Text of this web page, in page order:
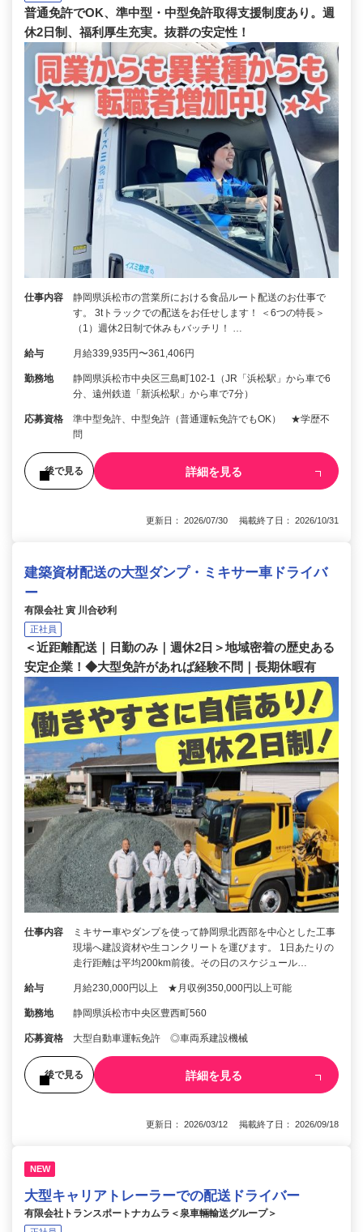
普通免許でOK、準中型・中型免許取得支援制度あり。週
休2日制、福利厚生充実。抜群の安定性！
仕事内容
静岡県浜松市の営業所における食品ルート配送のお仕事で
す。 3tトラックでの配送をお任せします！ ＜6つの特長＞
（1）週休2日制で休みもバッチリ！ …
給与 月給339,935円〜361,406円
勤務地
静岡県浜松市中央区三島町102-1（JR「浜松駅」から車で6
分、遠州鉄道「新浜松駅」から車で7分）
応募資格
準中型免許、中型免許（普通運転免許でもOK） ★学歴不
問
後で見る 詳細を見る
更新日： 2026/07/30 掲載終了日： 2026/10/31
建築資材配送の大型ダンプ・ミキサー車ドライバ
ー
有限会社 寅 川合砂利
正社員
＜近距離配送｜日勤のみ｜週休2日＞地域密着の歴史ある
安定企業！◆大型免許があれば経験不問｜長期休暇有
仕事内容
ミキサー車やダンプを使って静岡県北西部を中心とした工事
現場へ建設資材や生コンクリートを運びます。 1日あたりの
走行距離は平均200km前後。その日のスケジュール…
給与 月給230,000円以上 ★月収例350,000円以上可能
勤務地 静岡県浜松市中央区豊西町560
応募資格 大型自動車運転免許 ◎車両系建設機械
後で見る 詳細を見る
更新日： 2026/03/12 掲載終了日： 2026/09/18
NEW
大型キャリアトレーラーでの配送ドライバー
有限会社トランスポートナカムラ＜泉車輛輸送グループ＞